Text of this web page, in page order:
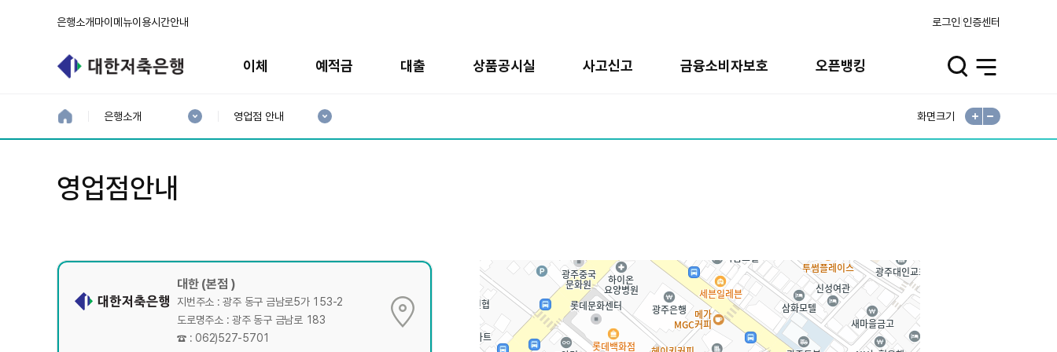
은행소개마이메뉴이용시간안내 로그인 인증센터
이체 예적금 대출 상품공시실 사고신고 금융소비자보호 오픈뱅킹
검
색
전
체
홈
재
1
류
은행소개
재
2
류
영업점 안내 화면크기
확
대
축
소
영업점안내
대한 (본점 )
지번주소 : 광주 동구 금남로5가 153-2
도로명주소 : 광주 동구 금남로 183
☎ : 062)527-5701
택
한
지
점
지
도
나
오
는
영
역